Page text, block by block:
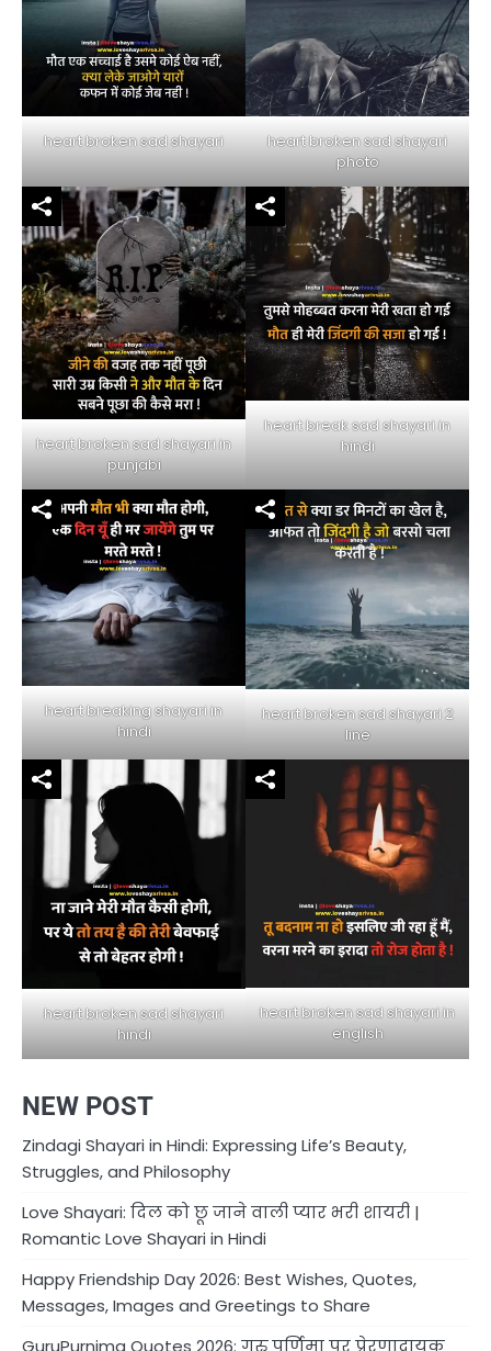
heart broken sad shayari
heart broken sad shayari
photo
heart broken sad shayari in
punjabi
heart break sad shayari in
hindi
heart breaking shayari in
hindi
heart broken sad shayari 2
line
heart broken sad shayari
hindi
heart broken sad shayari in
english
NEW POST
Zindagi Shayari in Hindi: Expressing Life’s Beauty,
Struggles, and Philosophy
Love Shayari: दिल को छू जाने वाली प्यार भरी शायरी |
Romantic Love Shayari in Hindi
Happy Friendship Day 2026: Best Wishes, Quotes,
Messages, Images and Greetings to Share
GuruPurnima Quotes 2026: गुरु पूर्णिमा पर प्रेरणादायक